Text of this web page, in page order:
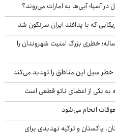
در آسیا؛ آبی‌ها به امارات می‌روند؟
سگ‌های ولگرد به یک کودک ۹ ساله؛ خطری بزرگ امنیت شهروندان را
خطر سیل این مناطق را تهدید می‌کند
به یکی از اعضای ناتو قطعی است
انجام می‌شود
پاکستان و ترکیه تهدیدی برای